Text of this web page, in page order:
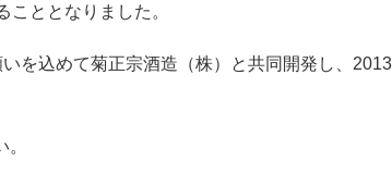
こととなりました。
を込めて菊正宗酒造（株）と共同開発し、